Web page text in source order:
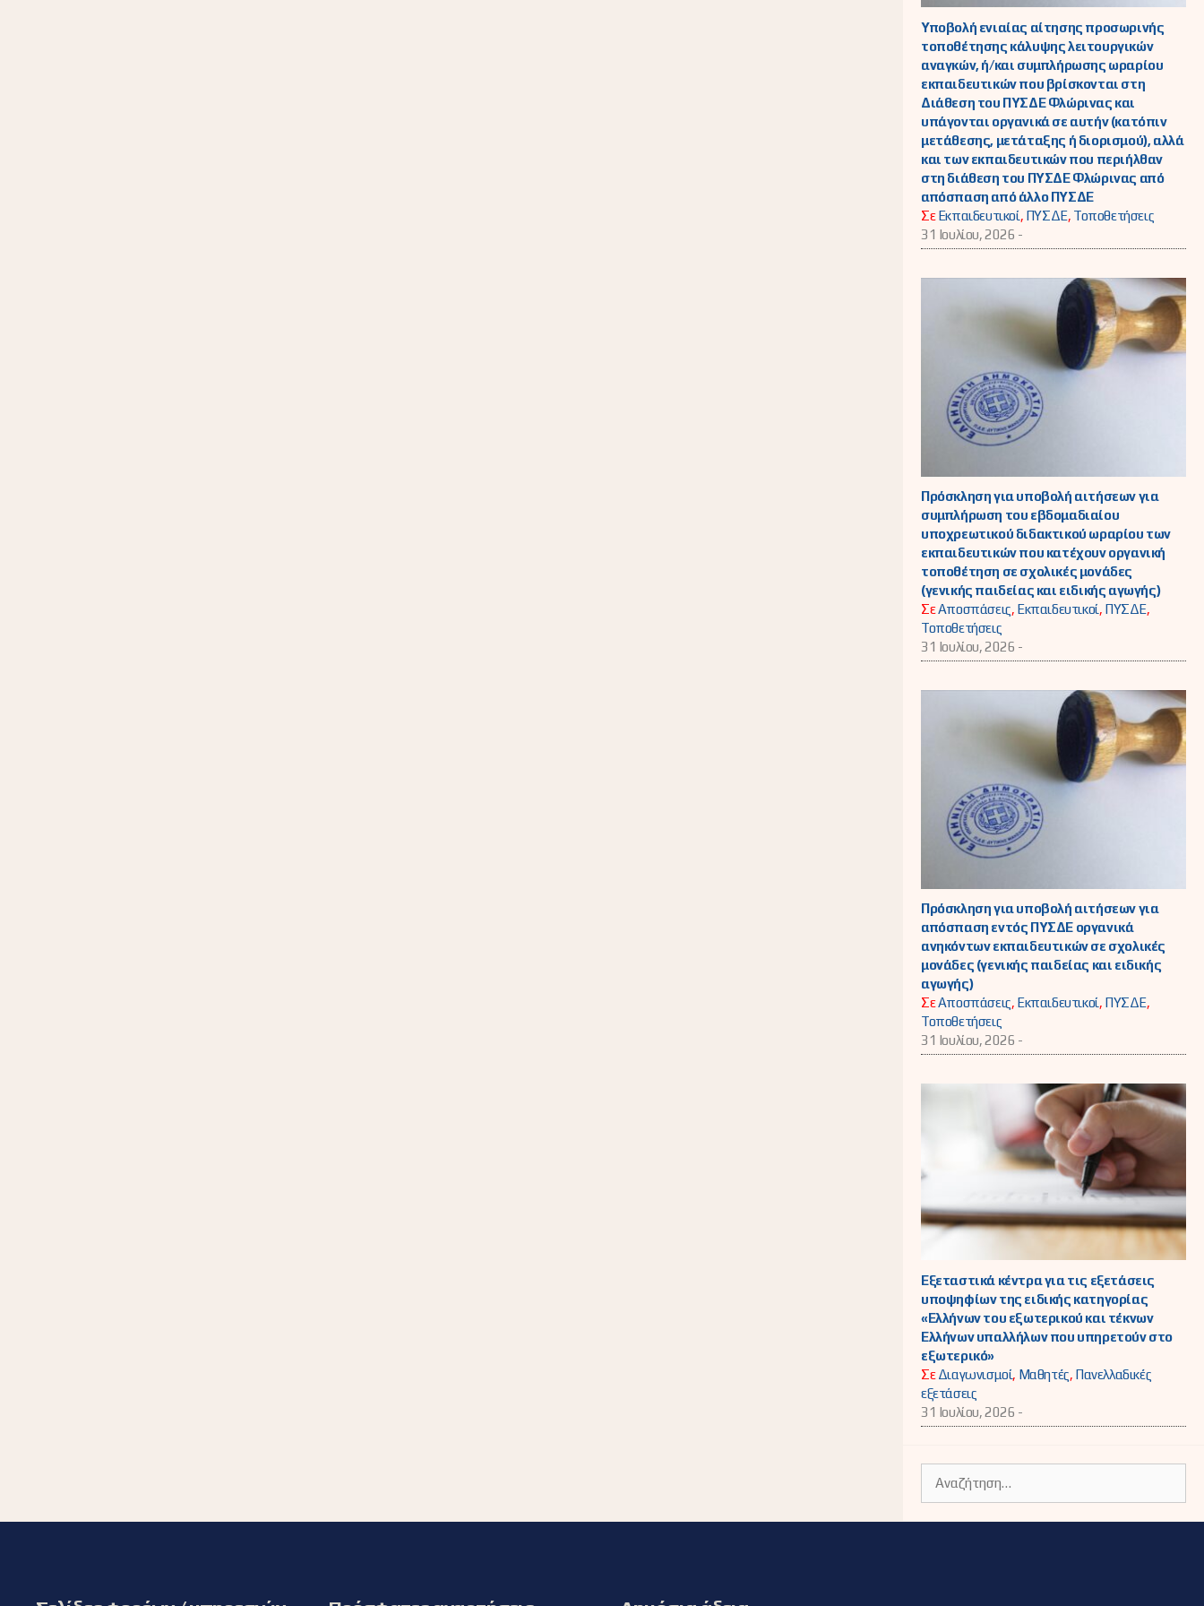
Υποβολή ενιαίας αίτησης προσωρινής
τοποθέτησης κάλυψης λειτουργικών
αναγκών, ή/και συμπλήρωσης ωραρίου
εκπαιδευτικών που βρίσκονται στη
Διάθεση του ΠΥΣΔΕ Φλώρινας και
υπάγονται οργανικά σε αυτήν (κατόπιν
μετάθεσης, μετάταξης ή διορισμού), αλλά
και των εκπαιδευτικών που περιήλθαν
στη διάθεση του ΠΥΣΔΕ Φλώρινας από
απόσπαση από άλλο ΠΥΣΔΕ
ΣεΕκπαιδευτικοί, ΠΥΣΔΕ, Τοποθετήσεις
31 Ιουλίου, 2026 -
Πρόσκληση για υποβολή αιτήσεων για
συμπλήρωση του εβδομαδιαίου
υποχρεωτικού διδακτικού ωραρίου των
εκπαιδευτικών που κατέχουν οργανική
τοποθέτηση σε σχολικές μονάδες
(γενικής παιδείας και ειδικής αγωγής)
ΣεΑποσπάσεις, Εκπαιδευτικοί, ΠΥΣΔΕ,
Τοποθετήσεις
31 Ιουλίου, 2026 -
Πρόσκληση για υποβολή αιτήσεων για
απόσπαση εντός ΠΥΣΔΕ οργανικά
ανηκόντων εκπαιδευτικών σε σχολικές
μονάδες (γενικής παιδείας και ειδικής
αγωγής)
ΣεΑποσπάσεις, Εκπαιδευτικοί, ΠΥΣΔΕ,
Τοποθετήσεις
31 Ιουλίου, 2026 -
Εξεταστικά κέντρα για τις εξετάσεις
υποψηφίων της ειδικής κατηγορίας
«Ελλήνων του εξωτερικού και τέκνων
Ελλήνων υπαλλήλων που υπηρετούν στο
εξωτερικό»
ΣεΔιαγωνισμοί, Μαθητές, Πανελλαδικές
εξετάσεις
31 Ιουλίου, 2026 -
για: